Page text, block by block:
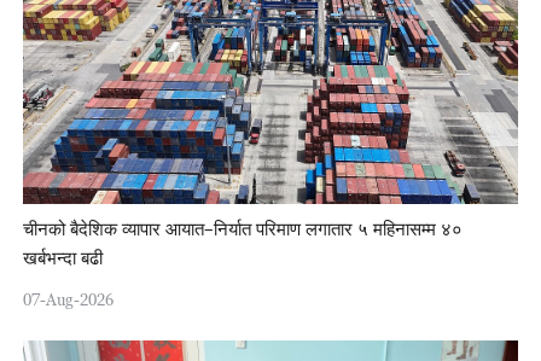
चीनको बैदेशिक व्यापार आयात–निर्यात परिमाण लगातार ५ महिनासम्म ४०
खर्बभन्दा बढी
07-Aug-2026